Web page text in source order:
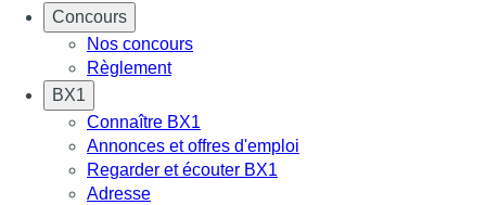
Concours
Nos concours
Règlement
BX1
Connaître BX1
Annonces et offres d'emploi
Regarder et écouter BX1
Adresse